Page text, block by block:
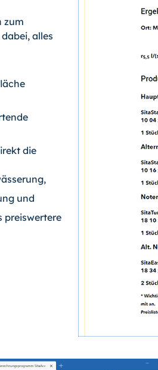
zum
alles
die
und
preiswertere